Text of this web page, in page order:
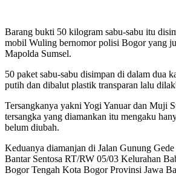
Barang bukti 50 kilogram sabu-sabu itu
mobil Wuling bernomor polisi Bogor yang
Mapolda Sumsel.
50 paket sabu-sabu disimpan di dalam dua
putih dan dibalut plastik transparan lalu
Tersangkanya yakni Yogi Yanuar dan Muji
tersangka yang diamankan itu mengaku
belum diubah.
Keduanya diamanjan di Jalan Gunung
Bantar Sentosa RT/RW 05/03 Kelurahan
Bogor Tengah Kota Bogor Provinsi Jawa